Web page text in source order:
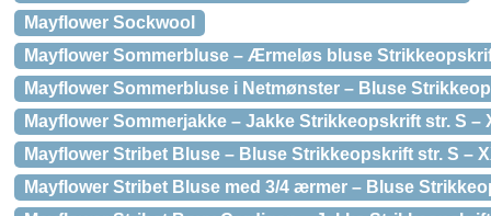
Mayflower Sockwool
Mayflower Sommerbluse – Ærmeløs bluse
Mayflower Sommerbluse i Netmønster – Bluse
Mayflower Sommerjakke – Jakke Strikkeopskrift str. S –
Mayflower Stribet Bluse – Bluse Strikkeopskrift str. S –
Mayflower Stribet Bluse med 3/4 ærmer – Bluse